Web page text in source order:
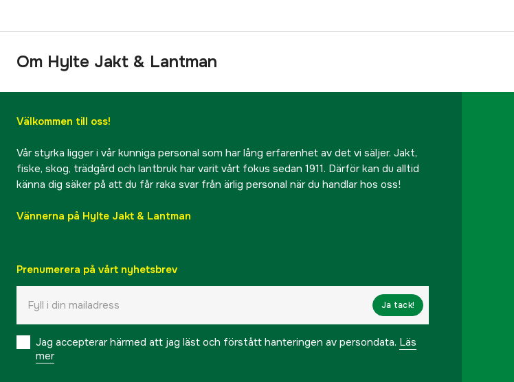
Om Hylte Jakt & Lantman
Välkommen till oss!
Vår styrka ligger i vår kunniga personal som har lång erfarenhet av det vi säljer. Jakt,
fiske, skog, trädgård och lantbruk har varit vårt fokus sedan 1911. Därför kan du alltid
känna dig säker på att du får raka svar från ärlig personal när du handlar hos oss!
Vännerna på Hylte Jakt & Lantman
Prenumerera på vårt nyhetsbrev
Ja tack!
Jag accepterar härmed att jag läst och förstått hanteringen av persondata. Läs
mer